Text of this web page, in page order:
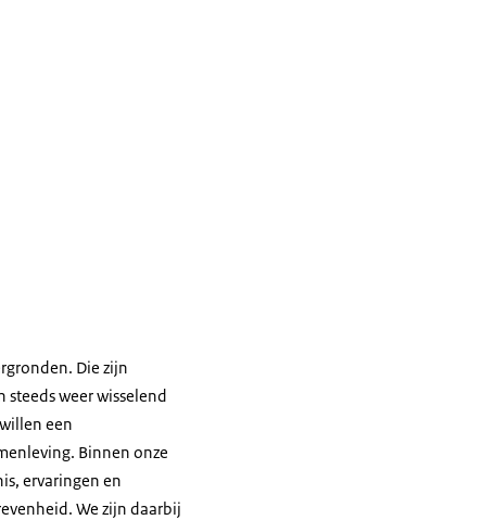
Die zijn
weer wisselend
een
Binnen onze
ervaringen en
We zijn daarbij